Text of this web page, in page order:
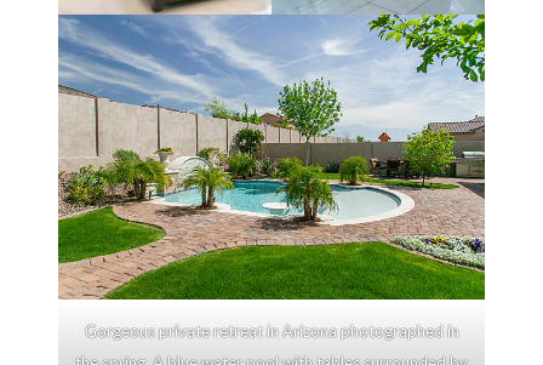
Gorgeous private retreat in Arizona photographed in